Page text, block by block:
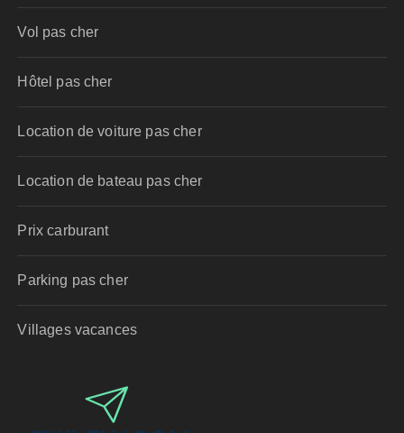
Vol pas cher
Hôtel pas cher
Location de voiture pas cher
Location de bateau pas cher
Prix carburant
Parking pas cher
Villages vacances